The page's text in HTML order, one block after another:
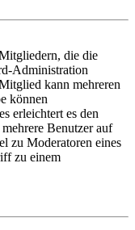
die die
Administration
kann mehreren
können
erleichtert es den
Benutzer auf
zu Moderatoren eines
zu einem